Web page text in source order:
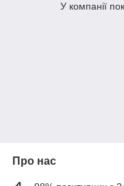
У компанії
Про нас